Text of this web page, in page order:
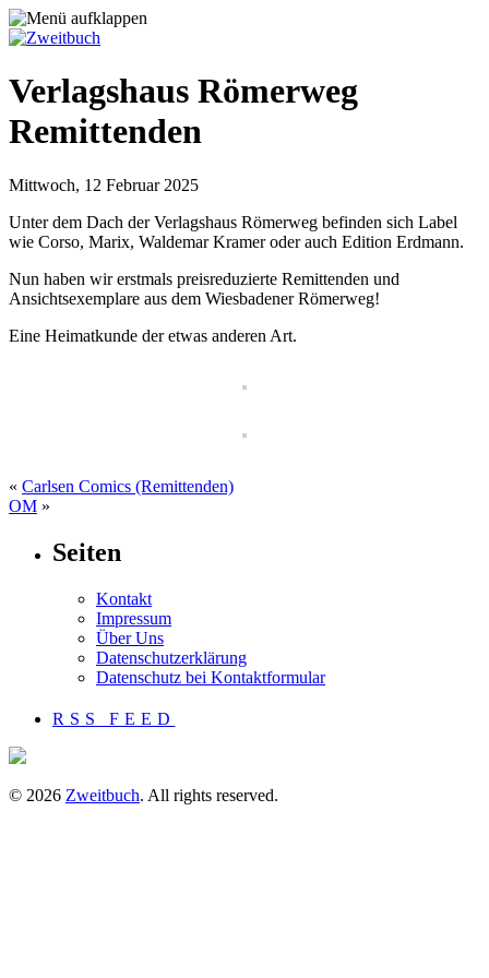
Verlagshaus Römerweg
Remittenden
Mittwoch, 12 Februar 2025
Unter dem Dach der Verlagshaus Römerweg befinden sich Label
wie Corso, Marix, Waldemar Kramer oder auch Edition Erdmann.
Nun haben wir erstmals preisreduzierte Remittenden und
Ansichtsexemplare aus dem Wiesbadener Römerweg!
Eine Heimatkunde der etwas anderen Art.
« Carlsen Comics (Remittenden)
OM »
Seiten
Kontakt
Impressum
Über Uns
Datenschutzerklärung
Datenschutz bei Kontaktformular
RSS FEED
© 2026 Zweitbuch. All rights reserved.